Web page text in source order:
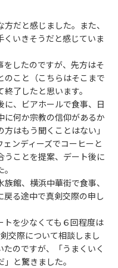
だと感じました。また、
いきそうだと感じていま
したのですが、先方はそ
のこと（こちらはそこまで
了したと思います。
、ビアホールで食事、日
に何か宗教の信仰があるか
はもう聞くことはない」
ンディーズでコーヒーと
うことを提案、デート後に
館、横浜中華街で食事、
る途中で真剣交際の申し
トを少なくても６回程度は
交際について相談しまし
のですが、「うまくいく
と驚きました。